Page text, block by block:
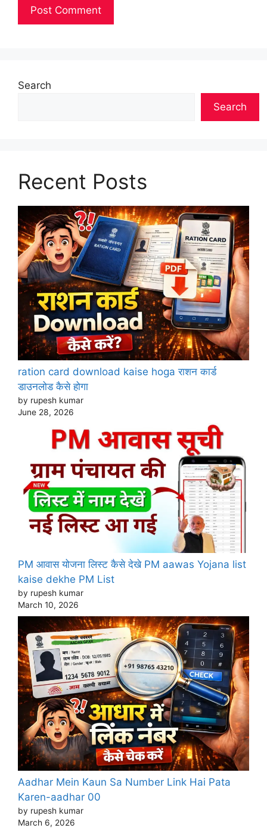
Search
Search
Recent Posts
ration card download kaise hoga राशन कार्ड
डाउनलोड कैसे होगा
by rupesh kumar
June 28, 2026
PM आवास योजना लिस्ट कैसे देखे PM aawas Yojana list
kaise dekhe PM List
by rupesh kumar
March 10, 2026
Aadhar Mein Kaun Sa Number Link Hai Pata
Karen-aadhar 00
by rupesh kumar
March 6, 2026